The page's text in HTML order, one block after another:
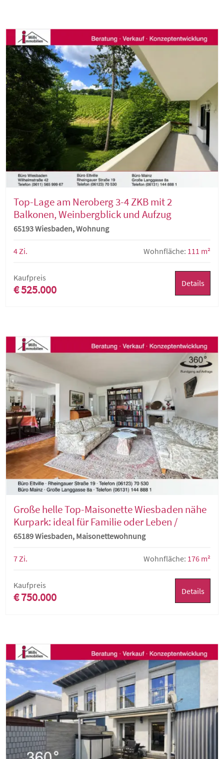
Top-Lage am Neroberg 3-4 ZKB mit 2
Balkonen, Weinbergblick und Aufzug
65193 Wiesbaden, Wohnung
4 Zi. Wohnfläche: 111 m²
Kaufpreis
€ 525.000 Details
Große helle Top-Maisonette Wiesbaden nähe
Kurpark: ideal für Familie oder Leben /
Arbeiten
65189 Wiesbaden, Maisonettewohnung
7 Zi. Wohnfläche: 176 m²
Kaufpreis
€ 750.000 Details